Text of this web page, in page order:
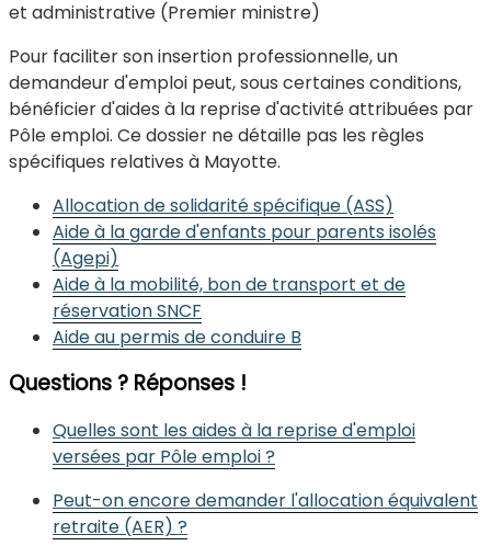
et administrative (Premier ministre)
Pour faciliter son insertion professionnelle, un
demandeur d'emploi peut, sous certaines conditions,
bénéficier d'aides à la reprise d'activité attribuées par
Pôle emploi. Ce dossier ne détaille pas les règles
spécifiques relatives à Mayotte.
Allocation de solidarité spécifique (ASS)
Aide à la garde d'enfants pour parents isolés
(Agepi)
Aide à la mobilité, bon de transport et de
réservation SNCF
Aide au permis de conduire B
Questions ? Réponses !
Quelles sont les aides à la reprise d'emploi
versées par Pôle emploi ?
Peut-on encore demander l'allocation équivalent
retraite (AER) ?